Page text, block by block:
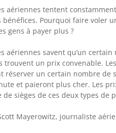
aériennes tentent
bénéfices. Pourquoi faire voler
gens à payer plus ?
aériennes savent qu’un
trouvent un prix convenable.
réserver un certain nombre de
et paieront plus cher. Les
sièges de ces deux types de
Mayerowitz, journaliste